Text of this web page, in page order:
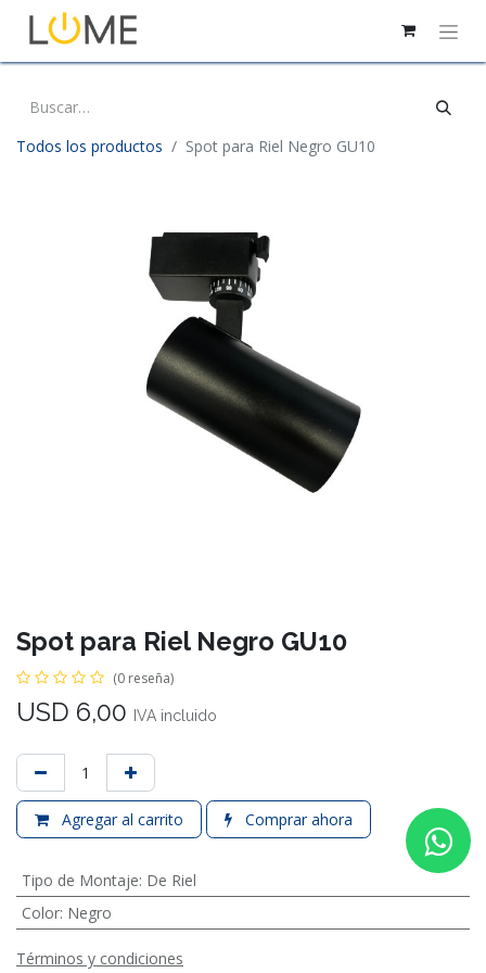
Todos los productos Spot para Riel Negro GU10
Spot para Riel Negro GU10
(0 reseña)
USD 6,00 IVA incluido
Agregar al carrito Comprar ahora
Tipo de Montaje: De Riel
Color: Negro
Términos y condiciones